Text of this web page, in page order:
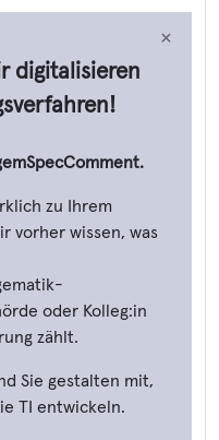
×
digitalisieren
zu Ihrem
vorher wissen, was
oder Kolleg:in
zählt.
Sie gestalten mit,
TI entwickeln.